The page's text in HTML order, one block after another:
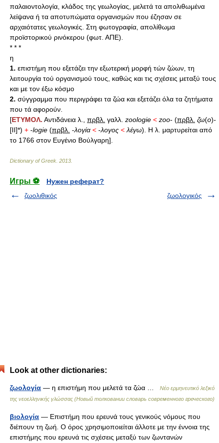
παλαιοντολογία, κλάδος της γεωλογίας, μελετά τα απολιθωμένα
λείψανα ή τα αποτυπώματα οργανισμών που έζησαν σε
αρχαιότατες γεωλογικές. Στη φωτογραφία, απολίθωμα
προϊστορικού ρινόκερου (φωτ. ΑΠΕ).
* * *
η
1. επιστήμη που εξετάζει την εξωτερική μορφή τών ζώων, τη
λειτουργία τού οργανισμού τους, καθώς και τις σχέσεις μεταξύ τους
και με τον έξω κόσμο
2. σύγγραμμα που περιγράφει τα ζώα και εξετάζει όλα τα ζητήματα
που τά αφορούν.
[ΕΤΥΜΟΛ. Αντιδάνεια λ., πρβλ. γαλλ. zoologie < zoo- (πρβλ. ζω(ο)-
[ΙΙ]*) + -logie (πρβλ. -λογία < -λογος < λέγω). Η λ. μαρτυρείται από
το 1766 στον Ευγένιο Βούλγαρη].
Dictionary of Greek 2013
Игры ⚽
Нужен реферат?
ζωολιθικός
ζωολογικός
Look at other dictionaries:
ζωολογία — η επιστήμη που μελετά τα ζώα …
Νέο ερμηνευτικό λεξικό
της νεοελληνικής γλώσσας (Новый толковании словарь современного греческого)
βιολογία — Επιστήμη που ερευνά τους γενικούς νόμους που
διέπουν τη ζωή. Ο όρος χρησιμοποιείται άλλοτε με την έννοια της
επιστήμης που ερευνά τις σχέσεις μεταξύ των ζωντανών